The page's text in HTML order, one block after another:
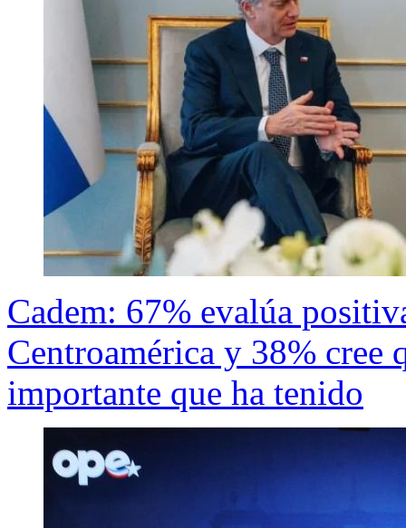
Cadem: 67% evalúa
Centroamérica y 38% cree
importante que ha tenido